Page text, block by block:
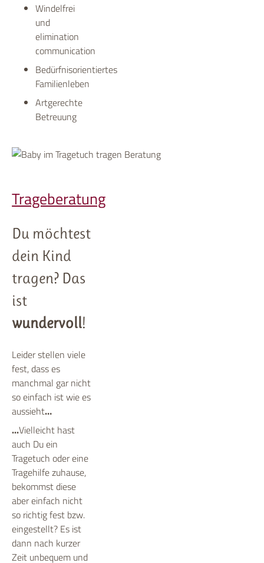
Windelfrei
und
elimination
communication
Bedürfnisorientiertes
Familienleben
Artgerechte
Betreuung
Trageberatung
Du möchtest
dein Kind
tragen? Das
ist
wundervoll!
Leider stellen viele
fest, dass es
manchmal gar nicht
so einfach ist wie es
aussieht…
...Vielleicht hast
auch Du ein
Tragetuch oder eine
Tragehilfe zuhause,
bekommst diese
aber einfach nicht
so richtig fest bzw.
eingestellt? Es ist
dann nach kurzer
Zeit unbequem und